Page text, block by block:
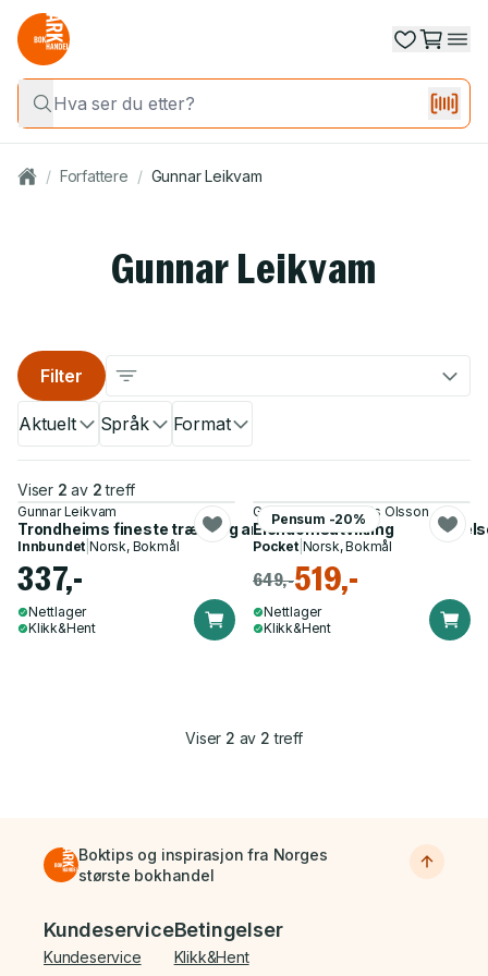
/ Forfattere / Gunnar Leikvam
Gunnar Leikvam
Aktuelt Språk Format
Filter
Viser 2 av 2 treff
Gunnar Leikvam
Trondheims fineste trær - og andre fantastiske
Innbundet |Norsk, Bokmål
337,-
Nettlager
Klikk&Hent
Pensum -20%
Gunnar Leikvam, Nils Olsson
Eiendomsutvikling
Pocket| Norsk, Bokmål
649,-519,-
Nettlager
Klikk&Hent
Viser 2 av 2 treff
Boktips og inspirasjon fra Norges
største bokhandel
Bunnmeny
Kundeservice
Kundeservice
Betingelser
Klikk&Hent